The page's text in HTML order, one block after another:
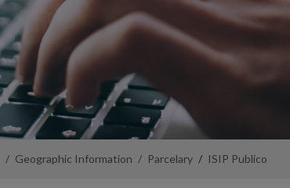
Geographic Information Parcelary ISIP Publico